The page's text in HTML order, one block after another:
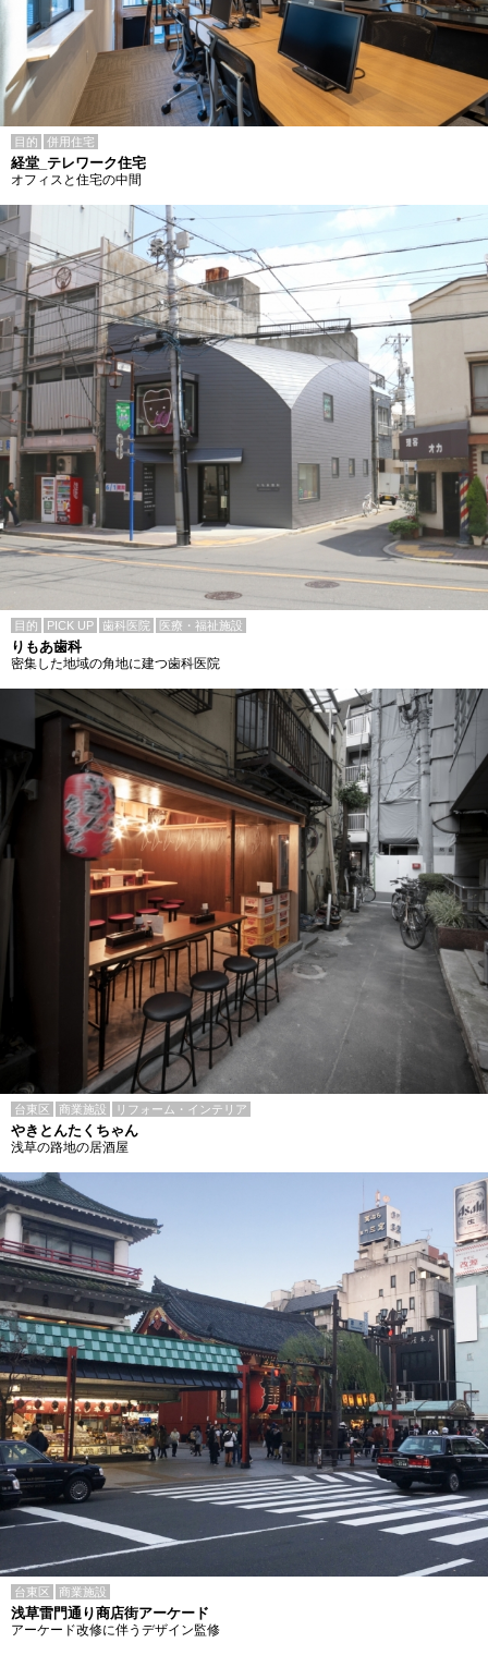
目的 併用住宅
経堂_テレワーク住宅
オフィスと住宅の中間
目的 PICK UP 歯科医院 医療・福祉施設
りもあ歯科
密集した地域の角地に建つ歯科医院
台東区 商業施設 リフォーム・インテリア
やきとんたくちゃん
浅草の路地の居酒屋
台東区 商業施設
浅草雷門通り商店街アーケード
アーケード改修に伴うデザイン監修